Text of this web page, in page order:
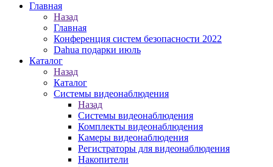
Главная
Назад
Главная
Конференция систем безопасности 2022
Dahua подарки июль
Каталог
Назад
Каталог
Системы видеонаблюдения
Назад
Системы видеонаблюдения
Комплекты видеонаблюдения
Камеры видеонаблюдения
Регистраторы для видеонаблюдения
Накопители